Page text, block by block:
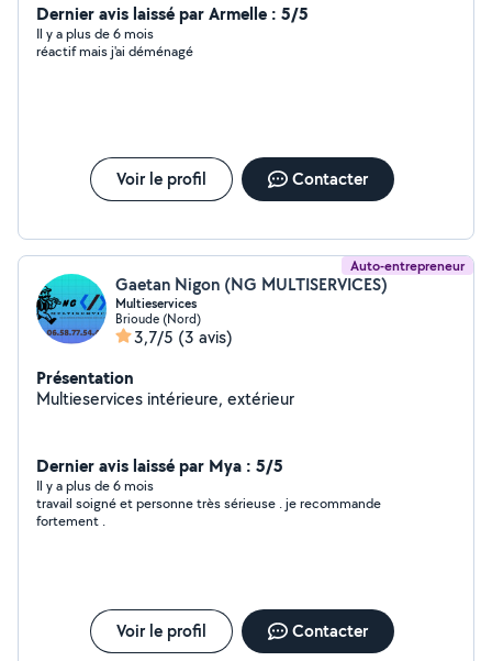
Dernier avis laissé par Armelle : 5/5
Il y a plus de 6 mois
réactif mais j'ai déménagé
Voir le profil Contacter
Auto-entrepreneur
Gaetan Nigon (NG MULTISERVICES)
Multieservices
Brioude (Nord)
3,7/5 (3 avis)
Présentation
Multieservices intérieure, extérieur
Dernier avis laissé par Mya : 5/5
Il y a plus de 6 mois
travail soigné et personne très sérieuse . je recommande
fortement .
Voir le profil Contacter